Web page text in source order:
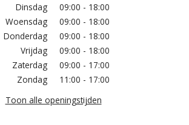
Dinsdag
09:00 - 18:00
Woensdag
09:00 - 18:00
Donderdag
09:00 - 18:00
Vrijdag
09:00 - 18:00
Zaterdag
09:00 - 17:00
Zondag
11:00 - 17:00
Toon alle openingstijden